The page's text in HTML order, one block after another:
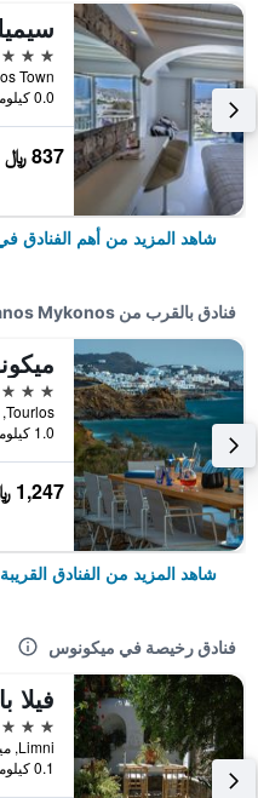
5 نجوم
0.0 كيلومتر عن وسط المدينة
837 ﷼
شاهد المزيد من أهم الفنادق
فنادق بالقرب من Artemis Hotel Agios Stefanos Mykonos
5 نجوم
Tourlos, ميكونوس, اليونان
1.0 كيلومتر عن وسط المدينة
1,247 ﷼
شاهد المزيد من الفنادق القريبة
فنادق رخيصة في ميكونوس
فيلا
3 نجوم
Limni, ميكونوس, اليونان
0.1 كيلومتر عن وسط المدينة